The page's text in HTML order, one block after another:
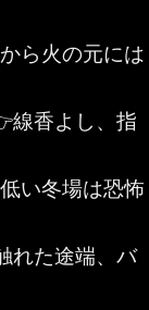
ら火の元には
線香よし、指
い冬場は恐怖
れた途端、バ